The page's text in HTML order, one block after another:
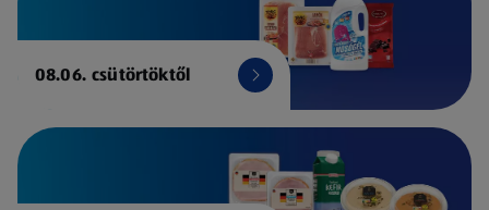
08.06. csütörtöktől